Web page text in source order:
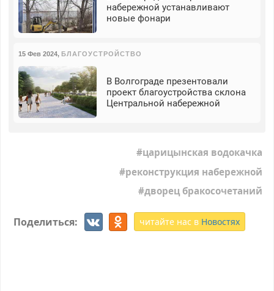
набережной устанавливают
новые фонари
15 Фев 2024, БЛАГОУСТРОЙСТВО
В Волгограде презентовали
проект благоустройства склона
Центральной набережной
царицынская водокачка
реконструкция набережной
дворец бракосочетаний
Поделиться: читайте нас в Новостях